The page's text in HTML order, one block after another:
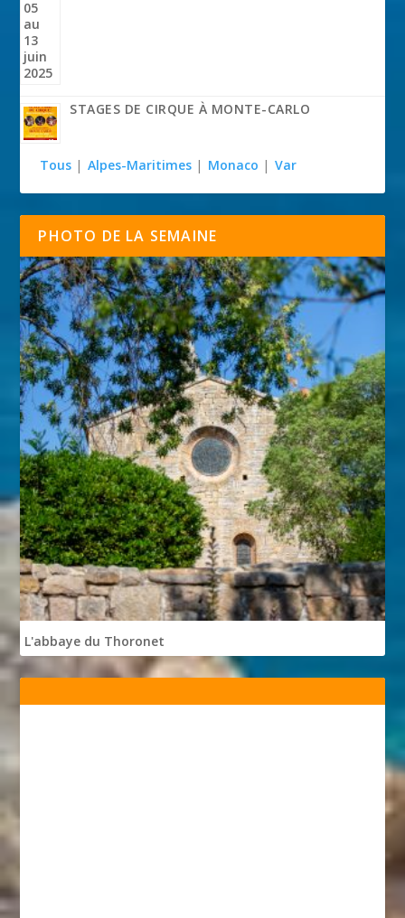
STAGES DE CIRQUE À MONTE-CARLO
Tous | Alpes-Maritimes | Monaco | Var
PHOTO DE LA SEMAINE
L'abbaye du Thoronet